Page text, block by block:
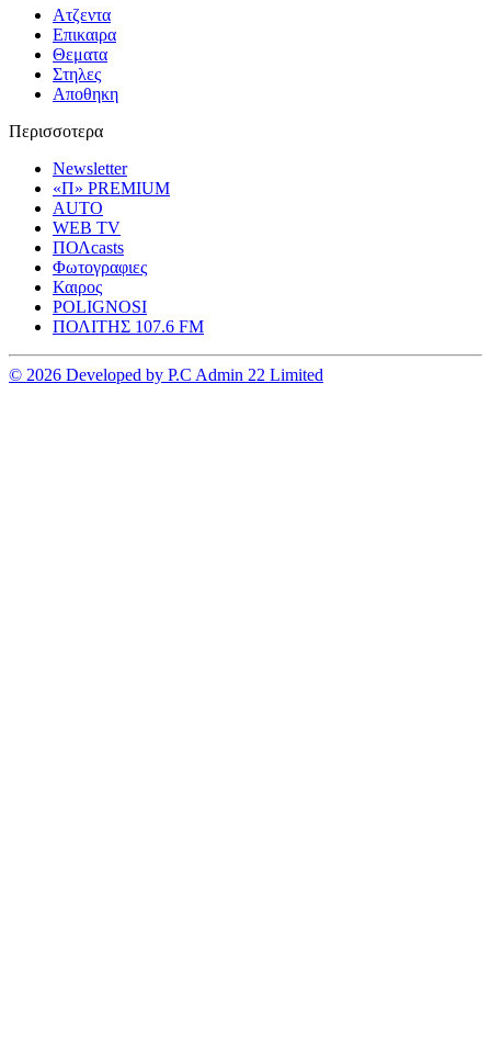
Ατζεντα
Επικαιρα
Θεματα
Στηλες
Αποθηκη
Περισσοτερα
Newsletter
«Π» PREMIUM
AUTO
WEB TV
ΠΟΛcasts
Φωτογραφιες
Καιρος
POLIGNOSI
ΠΟΛΙΤΗΣ 107.6 FM
© 2026 Developed by P.C Admin 22 Limited